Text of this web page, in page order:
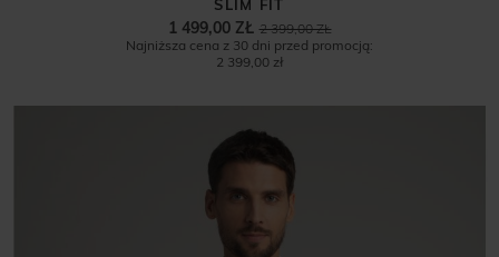
SLIM FIT
2 399,00 ZŁ
1 499,00 ZŁ
Najniższa cena z 30 dni przed promocją:
2 399,00 zł